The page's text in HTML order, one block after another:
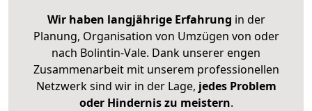
Wir haben langjährige Erfahrung in der
Planung, Organisation von Umzügen von oder
nach Bolintin-Vale. Dank unserer engen
Zusammenarbeit mit unserem professionellen
Netzwerk sind wir in der Lage, jedes Problem
oder Hindernis zu meistern.